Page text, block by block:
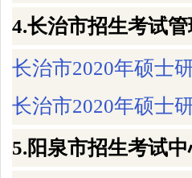
4.长治市招生考试管
长治市2020年硕士
长治市2020年硕士
5.阳泉市招生考试中